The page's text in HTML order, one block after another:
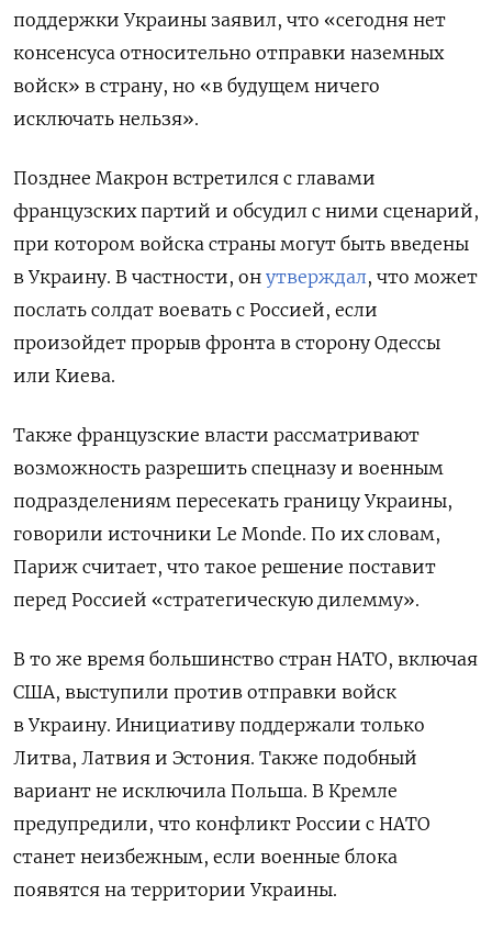
поддержки Украины заявил, что «сегодня нет
консенсуса относительно отправки наземных
войск» в страну, но «в будущем ничего
исключать нельзя».
Позднее Макрон встретился с главами
французских партий и обсудил с ними сценарий,
при котором войска страны могут быть введены
в Украину. В частности, он утверждал, что может
послать солдат воевать с Россией, если
произойдет прорыв фронта в сторону Одессы
или Киева.
Также французские власти рассматривают
возможность разрешить спецназу и военным
подразделениям пересекать границу Украины,
говорили источники Le Monde. По их словам,
Париж считает, что такое решение поставит
перед Россией «стратегическую дилемму».
В то же время большинство стран НАТО, включая
США, выступили против отправки войск
в Украину. Инициативу поддержали только
Литва, Латвия и Эстония. Также подобный
вариант не исключила Польша. В Кремле
предупредили, что конфликт России с НАТО
станет неизбежным, если военные блока
появятся на территории Украины.